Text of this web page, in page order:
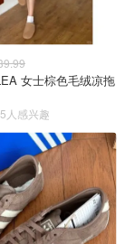
女士棕色毛绒凉拖
人感兴趣